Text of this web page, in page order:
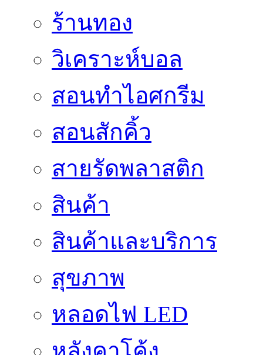
ร้านทอง
วิเคราะห์บอล
สอนทำไอศกรีม
สอนสักคิ้ว
สายรัดพลาสติก
สินค้า
สินค้าและบริการ
สุขภาพ
หลอดไฟ LED